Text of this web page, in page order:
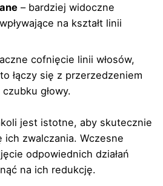
– bardziej widoczne
na kształt linii
cofnięcie linii włosów,
łączy się z przerzedzeniem
głowy.
jest istotne, aby skutecznie
ich zwalczania. Wczesne
odpowiednich działań
na ich redukcję.